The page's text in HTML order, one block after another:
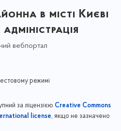
в місті Києві
вебпортал
режимі
за ліцензією Creative Commons
license, якщо не зазначено